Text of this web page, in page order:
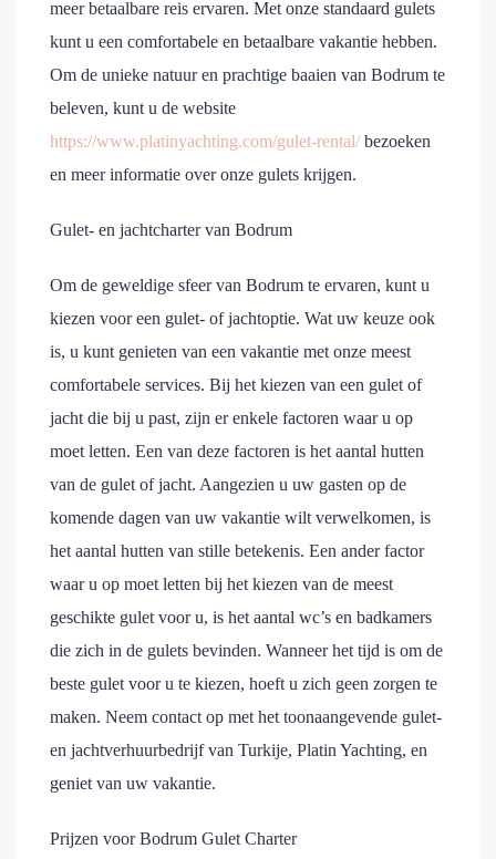
meer betaalbare reis ervaren. Met onze standaard gulets
kunt u een comfortabele en betaalbare vakantie hebben.
Om de unieke natuur en prachtige baaien van Bodrum te
beleven, kunt u de website
https://www.platinyachting.com/gulet-rental/bezoeken
en meer informatie over onze gulets krijgen.
Gulet- en jachtcharter van Bodrum
Om de geweldige sfeer van Bodrum te ervaren, kunt u
kiezen voor een gulet- of jachtoptie. Wat uw keuze ook
is, u kunt genieten van een vakantie met onze meest
comfortabele services. Bij het kiezen van een gulet of
jacht die bij u past, zijn er enkele factoren waar u op
moet letten. Een van deze factoren is het aantal hutten
van de gulet of jacht. Aangezien u uw gasten op de
komende dagen van uw vakantie wilt verwelkomen, is
het aantal hutten van stille betekenis. Een ander factor
waar u op moet letten bij het kiezen van de meest
geschikte gulet voor u, is het aantal wc’s en badkamers
die zich in de gulets bevinden. Wanneer het tijd is om de
beste gulet voor u te kiezen, hoeft u zich geen zorgen te
maken. Neem contact op met het toonaangevende gulet-
en jachtverhuurbedrijf van Turkije, Platin Yachting, en
geniet van uw vakantie.
Prijzen voor Bodrum Gulet Charter